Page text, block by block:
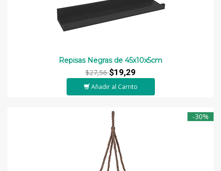
Repisas Negras de 45x10x5cm
$27,56$19,29
Añadir al Carrito
-30%